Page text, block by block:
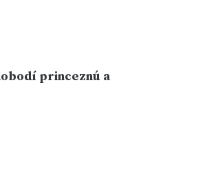
princeznú a